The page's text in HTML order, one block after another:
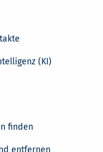
(KI)
finden
entfernen